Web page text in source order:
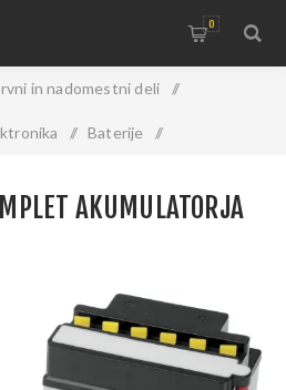
0
in nadomestni deli /
/ Baterije /
AKUMULATORJA